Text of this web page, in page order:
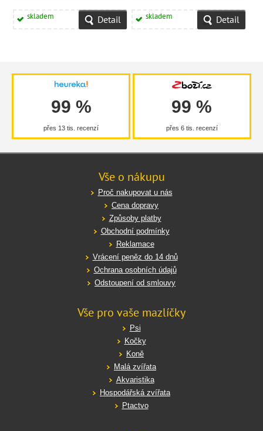
skladem Detail skladem Detail
99 %
přes 13 tis. recenzí
99 %
přes 6 tis. recenzí
Vše o nákupu
Proč nakupovat u nás
Cena dopravy
Způsoby platby
Obchodní podmínky
Reklamace
Vrácení peněz do 14 dnů
Ochrana osobních údajů
Odstoupení od smlouvy
Vše pro vaše mazlíčky
Psi
Kočky
Koně
Malá zvířata
Akvaristika
Hospodářská zvířata
Ptactvo